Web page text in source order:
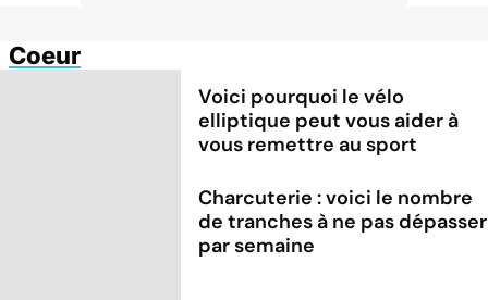
Coeur
Voici pourquoi le vélo
elliptique peut vous aider à
vous remettre au sport
Charcuterie : voici le nombre
de tranches à ne pas dépasser
par semaine